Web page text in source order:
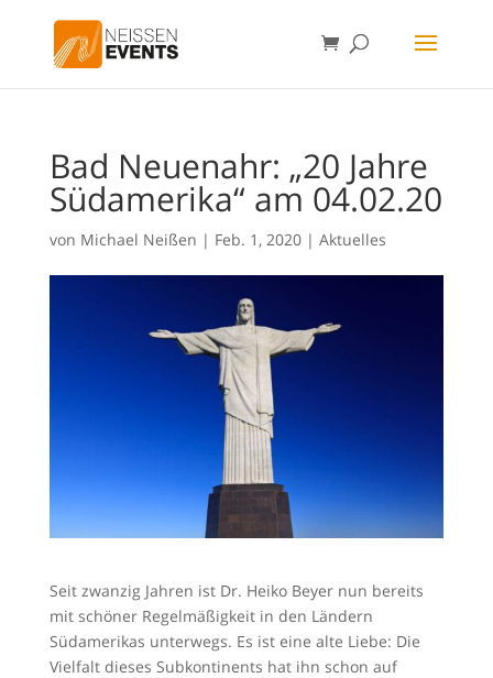
Bad Neuenahr: „20 Jahre
Südamerika“ am 04.02.20
von Michael Neißen | Feb. 1, 2020| Aktuelles
Seit zwanzig Jahren ist Dr. Heiko Beyer nun bereits
mit schöner Regelmäßigkeit in den Ländern
Südamerikas unterwegs. Es ist eine alte Liebe: Die
Vielfalt dieses Subkontinents hat ihn schon auf